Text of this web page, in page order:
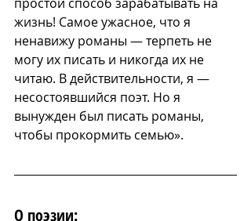
жизнь! Самое ужасное, что я
ненавижу романы — терпеть не
могу их писать и никогда их не
читаю. В действительности, я —
несостоявшийся поэт. Но я
вынужден был писать романы,
чтобы прокормить семью».
О поэзии: